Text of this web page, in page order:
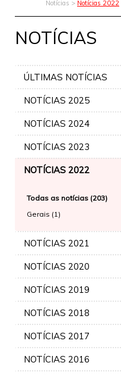
Notícias > Notícias 2022
NOTÍCIAS
ÚLTIMAS NOTÍCIAS
NOTÍCIAS 2025
NOTÍCIAS 2024
NOTÍCIAS 2023
NOTÍCIAS 2022
Todas as notícias (203)
Gerais (1)
NOTÍCIAS 2021
NOTÍCIAS 2020
NOTÍCIAS 2019
NOTÍCIAS 2018
NOTÍCIAS 2017
NOTÍCIAS 2016